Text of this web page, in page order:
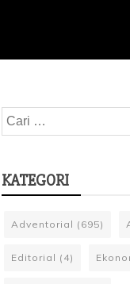
Cari
untuk:
KATEGORI
Adventorial (695)
Editorial (4)